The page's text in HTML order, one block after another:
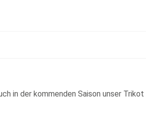
in der kommenden Saison unser Trikot